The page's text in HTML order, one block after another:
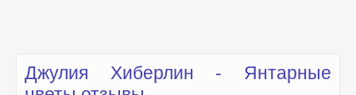
Джулия Хиберлин - Янтарные